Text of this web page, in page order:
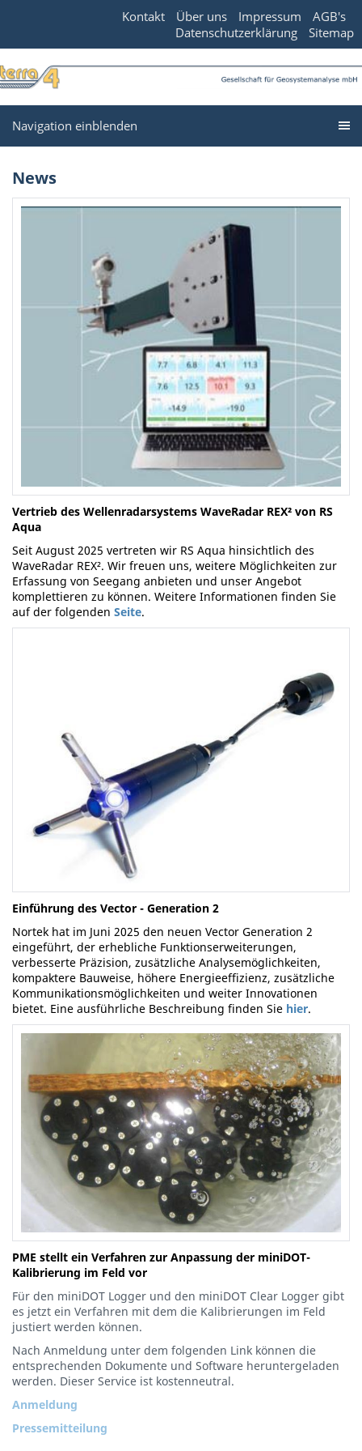
Kontakt Über uns Impressum
AGB's
Datenschutzerklärung
Sitemap
Navigation einblenden
News
Vertrieb des Wellenradarsystems WaveRadar REX² von RS
Aqua
Seit August 2025 vertreten wir RS Aqua hinsichtlich des
WaveRadar REX². Wir freuen uns, weitere Möglichkeiten zur
Erfassung von Seegang anbieten und unser Angebot
komplettieren zu können. Weitere Informationen finden Sie
auf der folgenden Seite.
Einführung des Vector - Generation 2
Nortek hat im Juni 2025 den neuen Vector Generation 2
eingeführt, der erhebliche Funktionserweiterungen,
verbesserte Präzision, zusätzliche Analysemöglichkeiten,
kompaktere Bauweise, höhere Energieeffizienz, zusätzliche
Kommunikationsmöglichkeiten und weiter Innovationen
bietet. Eine ausführliche Beschreibung finden Sie hier.
PME stellt ein Verfahren zur Anpassung der miniDOT-
Kalibrierung im Feld vor
Für den miniDOT Logger und den miniDOT Clear Logger gibt
es jetzt ein Verfahren mit dem die Kalibrierungen im Feld
justiert werden können.
Nach Anmeldung unter dem folgenden Link können die
entsprechenden Dokumente und Software heruntergeladen
werden. Dieser Service ist kostenneutral.
Anmeldung
Pressemitteilung